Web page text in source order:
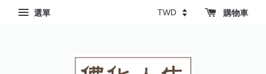
選單 購物車